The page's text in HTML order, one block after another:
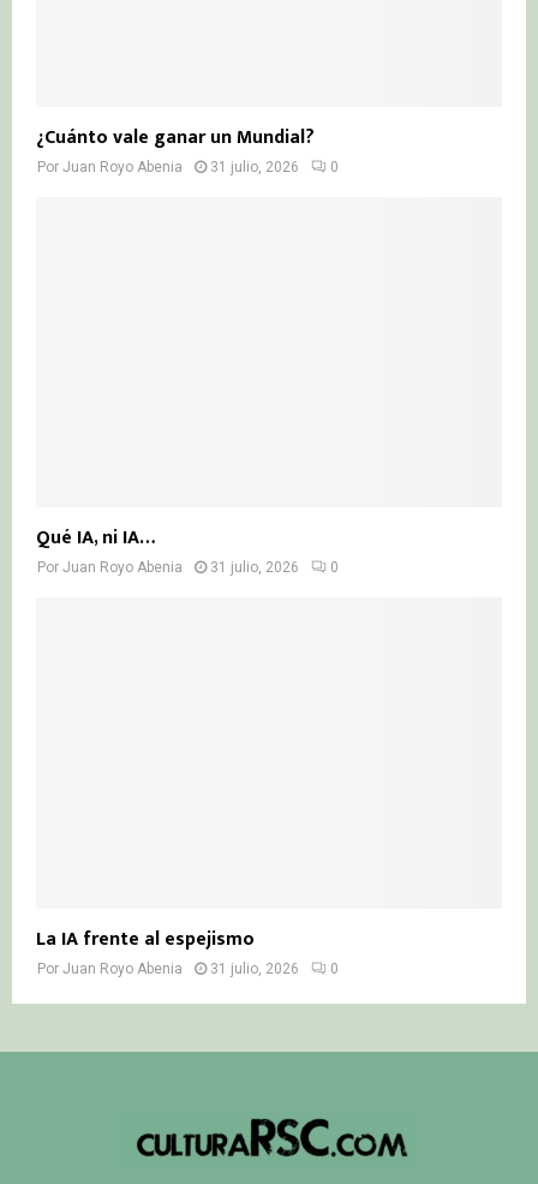
¿Cuánto vale ganar un Mundial?
Por Juan Royo Abenia 31 julio, 2026 0
Qué IA, ni IA…
Por Juan Royo Abenia 31 julio, 2026 0
La IA frente al espejismo
Por Juan Royo Abenia 31 julio, 2026 0